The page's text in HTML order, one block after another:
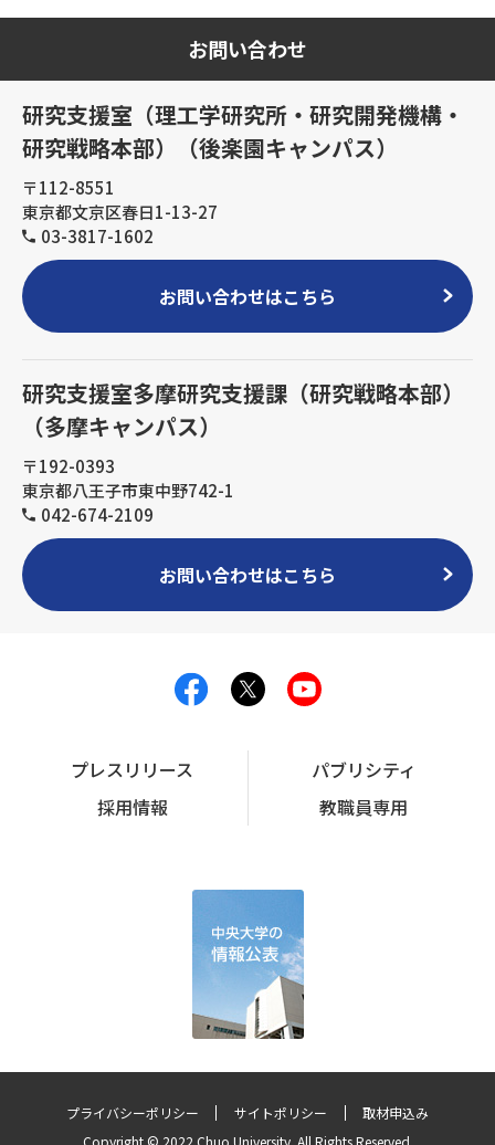
お問い合わせ
研究支援室（理工学研究所・研究開発機構・
研究戦略本部）（後楽園キャンパス）
〒112-8551
東京都文京区春日1-13-27
03-3817-1602
お問い合わせはこちら
研究支援室多摩研究支援課（研究戦略本部）
（多摩キャンパス）
〒192-0393
東京都八王子市東中野742-1
042-674-2109
お問い合わせはこちら
プレスリリース
パブリシティ
採用情報
教職員専用
プライバシーポリシー サイトポリシー
取材申込み
Copyright © 2022 Chuo University. All Rights Reserved.